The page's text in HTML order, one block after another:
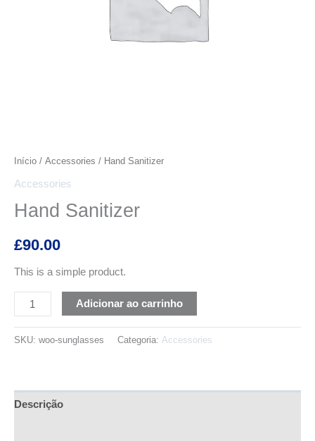
Início / Accessories / Hand Sanitizer
Accessories
Hand Sanitizer
£90.00
This is a simple product.
Adicionar ao carrinho
SKU: woo-sunglasses Categoria: Accessories
Descrição